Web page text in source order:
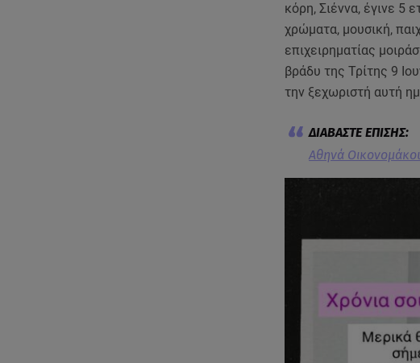
κόρη, Σιέννα, έγινε 5
χρώματα, μουσική,
επιχειρηματίας
βράδυ της Τρίτης 9
την ξεχωριστή αυτή
Αθηνά